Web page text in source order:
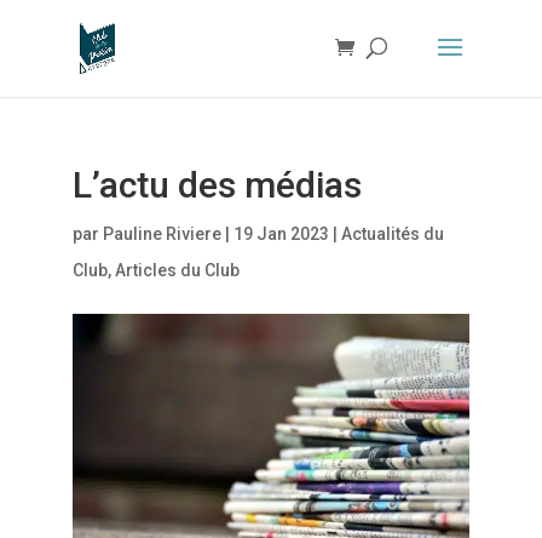
L’actu des médias
par Pauline Riviere| 19 Jan 2023
Actualités du
Club,Articles du Club